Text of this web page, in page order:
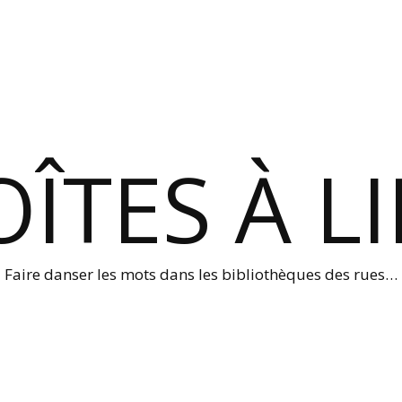
À
Faire danser les mots dans les bibliothèques des rues…